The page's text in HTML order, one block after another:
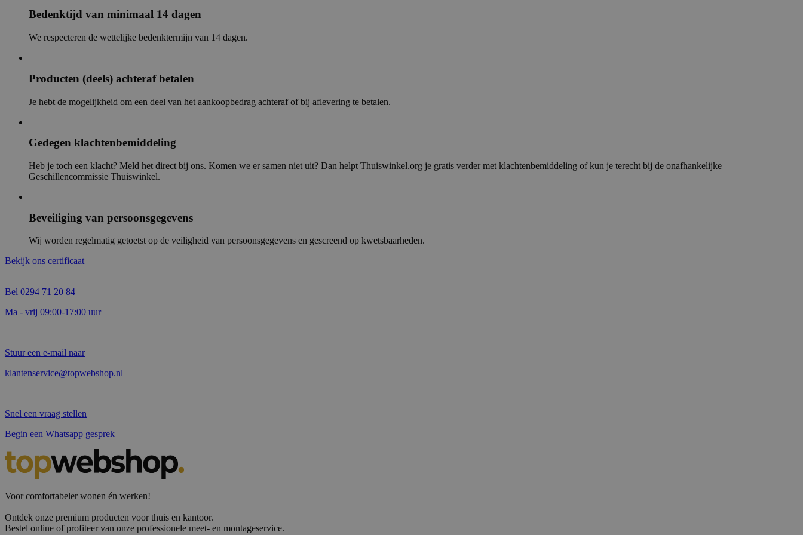
Bedenktijd van minimaal 14 dagen
We respecteren de wettelijke bedenktermijn van 14 dagen.
Producten (deels) achteraf betalen
Je hebt de mogelijkheid om een deel van het aankoopbedrag achteraf of bij aflevering te betalen.
Gedegen klachtenbemiddeling
Heb je toch een klacht? Meld het direct bij ons. Komen we er samen niet uit? Dan helpt Thuiswinkel.org je gratis verder met klachtenbemiddeling of kun je terecht bij de onafhankelijke
Geschillencommissie Thuiswinkel.
Beveiliging van persoonsgegevens
Wij worden regelmatig getoetst op de veiligheid van persoonsgegevens en gescreend op kwetsbaarheden.
Bekijk ons certificaat
Bel 0294 71 20 84
Ma - vrij 09:00-17:00 uur
Stuur een e-mail naar
klantenservice@topwebshop.nl
Snel een vraag stellen
Begin een Whatsapp gesprek
Voor comfortabeler wonen én werken!
Ontdek onze premium producten voor thuis en kantoor.
Bestel online of profiteer van onze professionele meet- en montageservice.